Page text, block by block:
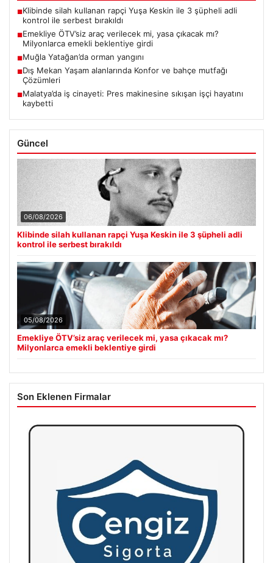
■Klibinde silah kullanan rapçi Yuşa Keskin ile 3 şüpheli adli
kontrol ile serbest bırakıldı
■Emekliye ÖTV’siz araç verilecek mi, yasa çıkacak mı?
Milyonlarca emekli beklentiye girdi
■Muğla Yatağan’da orman yangını
■Dış Mekan Yaşam alanlarında Konfor ve bahçe mutfağı
Çözümleri
■Malatya’da iş cinayeti: Pres makinesine sıkışan işçi hayatını
kaybetti
Güncel
06/08/2026
Klibinde silah kullanan rapçi Yuşa Keskin ile 3 şüpheli adli
kontrol ile serbest bırakıldı
05/08/2026
Emekliye ÖTV’siz araç verilecek mi, yasa çıkacak mı?
Milyonlarca emekli beklentiye girdi
Son Eklenen Firmalar